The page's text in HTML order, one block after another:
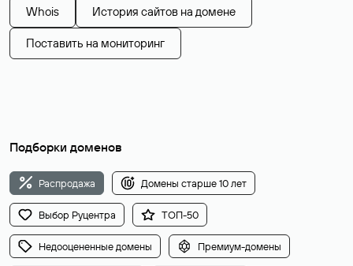
Whois История сайтов на домене
Поставить на мониторинг
Подборки доменов
Распродажа Домены старше 10 лет
Выбор Руцентра ТОП-50
Недооцененные домены Премиум-домены